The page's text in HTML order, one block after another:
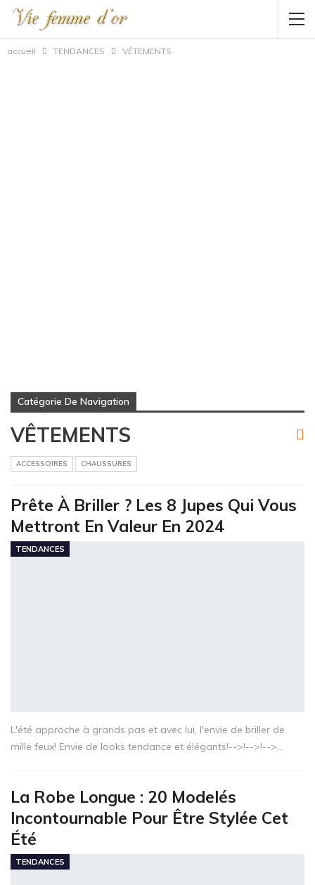
accueil TENDANCES VÊTEMENTS
Catégorie De Navigation
VÊTEMENTS
ACCESSOIRES CHAUSSURES
Prête À Briller ? Les 8 Jupes Qui Vous
Mettront En Valeur En 2024
TENDANCES
L'été approche à grands pas et avec lui, l'envie de briller de
mille feux! Envie de looks tendance et élégants!-->!-->!-->…
La Robe Longue : 20 Modelés
Incontournable Pour Être Stylée Cet
Été
TENDANCES